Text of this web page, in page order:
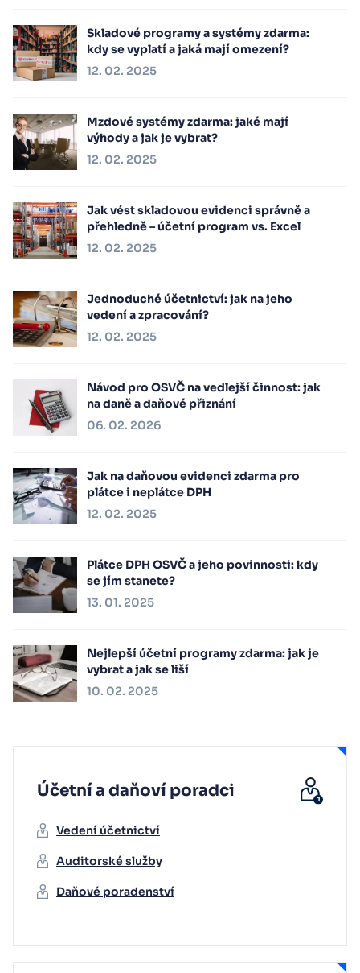
Skladové programy a systémy zdarma:
kdy se vyplatí a jaká mají omezení?
12. 02. 2025
Mzdové systémy zdarma: jaké mají
výhody a jak je vybrat?
12. 02. 2025
Jak vést skladovou evidenci správně a
přehledně – účetní program vs. Excel
12. 02. 2025
Jednoduché účetnictví: jak na jeho
vedení a zpracování?
12. 02. 2025
Návod pro OSVČ na vedlejší činnost: jak
na daně a daňové přiznání
06. 02. 2026
Jak na daňovou evidenci zdarma pro
plátce i neplátce DPH
12. 02. 2025
Plátce DPH OSVČ a jeho povinnosti: kdy
se jím stanete?
13. 01. 2025
Nejlepší účetní programy zdarma: jak je
vybrat a jak se liší
10. 02. 2025
Účetní a daňoví poradci
Vedení účetnictví
Auditorské služby
Daňové poradenství